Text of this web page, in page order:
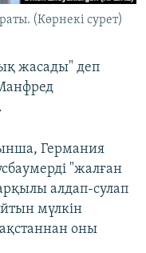
(Көрнекі сурет)
жасады" деп
Германия
"жалған
алдап-сулап
мүлкін
оны